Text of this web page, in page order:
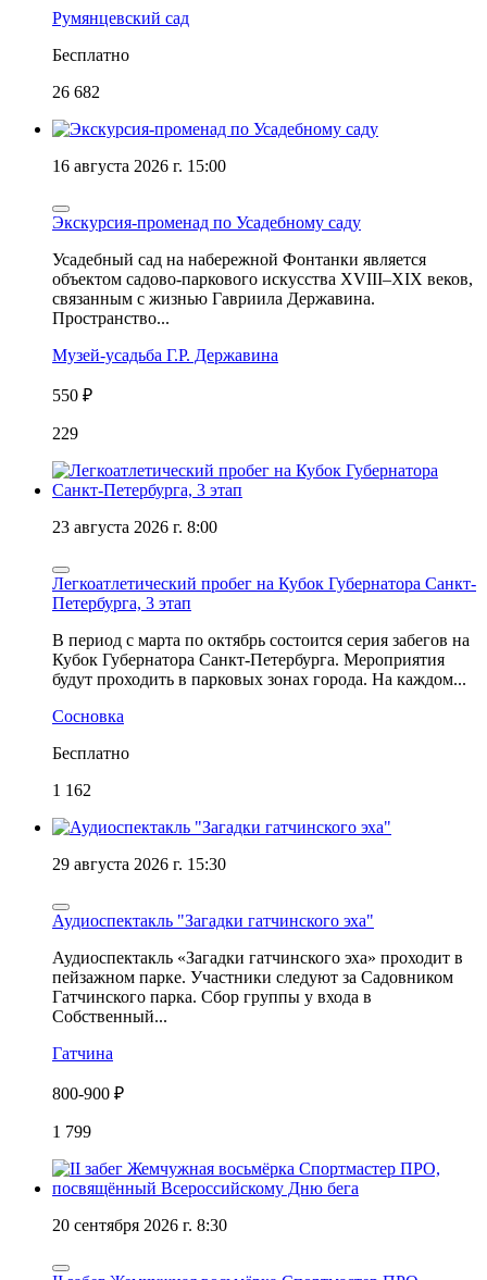
Румянцевский сад
Бесплатно
26 682
16 августа 2026 г. 15:00
Экскурсия-променад по Усадебному саду
Усадебный сад на набережной Фонтанки является
объектом садово-паркового искусства XVIII–XIX веков,
связанным с жизнью Гавриила Державина.
Пространство...
Музей-усадьба Г.Р. Державина
550 ₽
229
23 августа 2026 г. 8:00
Легкоатлетический пробег на Кубок Губернатора Санкт-
Петербурга, 3 этап
В период с марта по октябрь состоится серия забегов на
Кубок Губернатора Санкт-Петербурга. Мероприятия
будут проходить в парковых зонах города. На каждом...
Сосновка
Бесплатно
1 162
29 августа 2026 г. 15:30
Аудиоспектакль "Загадки гатчинского эха"
Аудиоспектакль «Загадки гатчинского эха» проходит в
пейзажном парке. Участники следуют за Садовником
Гатчинского парка. Сбор группы у входа в
Собственный...
Гатчина
800-900 ₽
1 799
20 сентября 2026 г. 8:30